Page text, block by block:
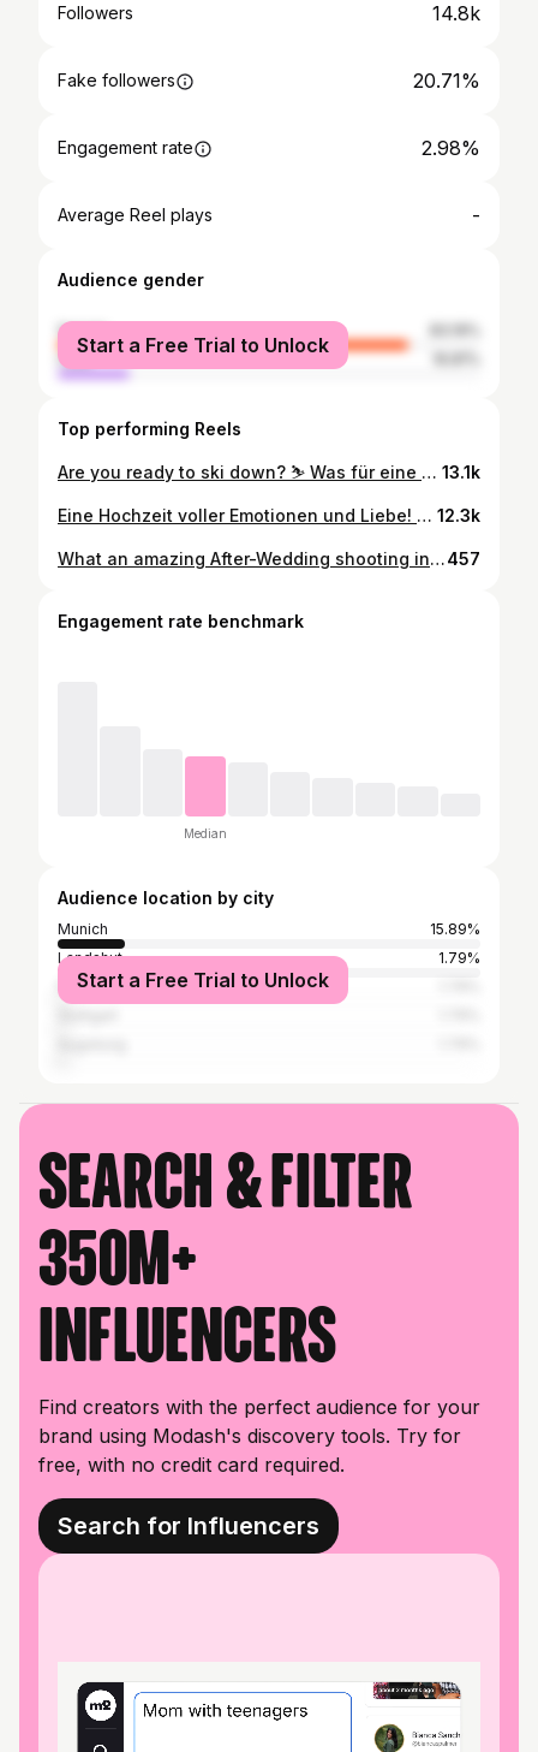
Followers 14.8k
Fake followers 20.71%
Engagement rate 2.98%
Average Reel plays -
Audience gender
female
male
Start a Free Trial to Unlock
Top performing Reels
Are you ready to ski down? ⛷️ Was für eine traumhafte Winterhochzeit auf der schönen @rufana_alp ❤️ Vielen Dank @tamarakajah und @reyampat ,besser hätten wir uns den Saisonauftakt nicht vorstellen können!🥰 Thanks for having us 🥹❤️ Location: @rufana_alp Musik: @derirreausdenbergen H&M: @moosbruggerclaudia @leejulie_rusch #snowedding #winterwedding #weddingaustria #berghochzeit #vorarlberg #winterweddinginspiration #winterhochzeit #destinationwedding 13.1k
Eine Hochzeit voller Emotionen und Liebe! Mit einem Paarshooting vor atemberaubender Kulisse vor den Stubaier Alpen. @serlesbahnen_mieders Zudem durften wir Teil der ältesten, kürzesten und wohl coolsten Predigt aller Zeiten sein: 1. Zusammenhalten 2. Durchhalten 3. Und manchmal auch das Maul halten Location: @alpenhotel_speckbacher_hof Hair: @julysschnitt Make-up: @visagistinnina #stubailove #hochzeitsfilm #stubaital #hochzeitsvideo #reelwedding #destinationwedding #austriangirl #austrianwedding 12.3k
What an amazing After-Wedding shooting in the dunes of Dubai!! ❤️ Loved it so much! 🥰 Thx to our newlyweds @ragi.elgamal and @leonie.elgamal for this wonderful experience and big thx to @ramammoto and @sophiaontour for your support! ❤️🥰 #wedding #weddingdress #weddingphotography #weddinginspiration #weddingday #dubaiwedding #dunes #wüstenhochzeit #desert #desertwedding #afterwedding #afterweddingshooting #destinationwedding #desertshoot #wüstenshooting #desertvibes #sunset #dubailife #sunsetshoot #desertphotography #elopmentphotographer #weddingchicks #belovedweddingstories #belovedweddings #destinationphotographer #elegantwedding #weddingelopement #elopement #love457
Engagement rate benchmark
Median
Audience location by city
Munich
15.89%
Landshut
1.79%
Regensburg
Start a Free Trial to Unlock
Search & filter
350M+
influencers
Find creators with the perfect audience for your
brand using Modash's discovery tools. Try for
free, with no credit card required.
Search for Influencers